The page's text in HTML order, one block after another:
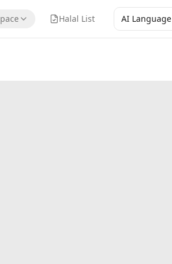
Halal List AI Language